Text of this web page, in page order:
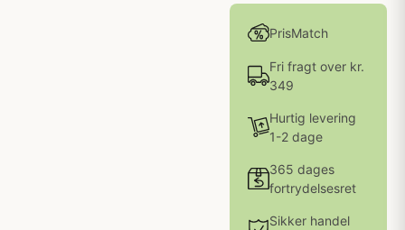
PrisMatch
Fri fragt over kr.
349
Hurtig levering
1-2 dage
365 dages
fortrydelsesret
Sikker handel